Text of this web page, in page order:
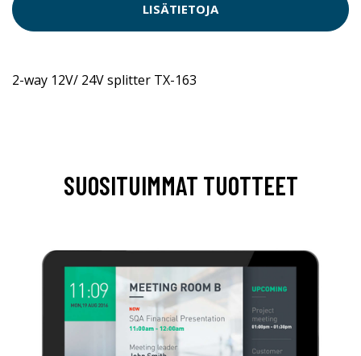
LISÄTIETOJA
2-way 12V/ 24V splitter TX-163
SUOSITUIMMAT TUOTTEET